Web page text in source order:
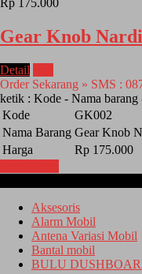
Rp 175.000
Gear Knob Nardi
Detail
Order Sekarang » SMS :
ketik : Kode - Nama barang
Kode
GK002
Nama Barang Gear Knob
Harga
Rp 175.000
Aksesoris
Alarm Mobil
Antena Variasi Mobil
Bantal mobil
BULU